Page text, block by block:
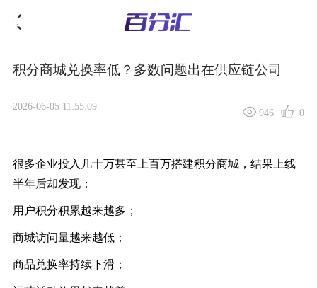
积分商城兑换率低？多数问题出在供应链公司
2026-06-05 11:55:09
946 0
很多企业投入几十万甚至上百万搭建积分商城，结果上线
半年后却发现：
用户积分积累越来越多；
商城访问量越来越低；
商品兑换率持续下滑；